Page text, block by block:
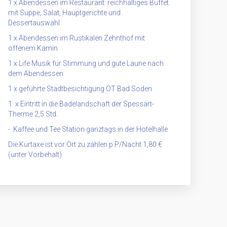
1 x Abendessen im Restaurant: reichhaltiges Buffet
mit Suppe, Salat, Hauptgerichte und
Dessertauswahl
1 x Abendessen im Rustikalen Zehnthof mit
offenem Kamin
1 x Life Musik für Stimmung und gute Laune nach
dem Abendessen
1 x geführte Stadtbesichtigung OT Bad Soden
1 x Eintritt in die Badelandschaft der Spessart-
Therme 2,5 Std.
- Kaffee und Tee Station ganztags in der Hotelhalle
Die Kurtaxe ist vor Ort zu zahlen p.P/Nacht 1,80 €
(unter Vorbehalt)